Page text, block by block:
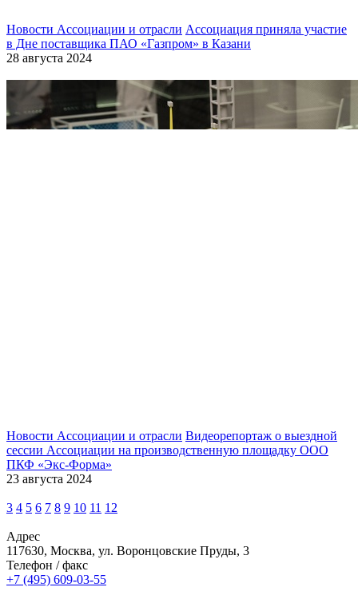
Новости Ассоциации и отрасли Ассоциация приняла участие
в Дне поставщика ПАО «Газпром» в Казани
28 августа 2024
Новости Ассоциации и отрасли Видеорепортаж о выездной
сессии Ассоциации на производственную площадку ООО
ПКФ «Экс-Форма»
23 августа 2024
3 4 5 6 7 8 9 10 11 12
Адрес
117630, Москва, ул. Воронцовские Пруды, 3
Телефон / факс
+7 (495) 609-03-55